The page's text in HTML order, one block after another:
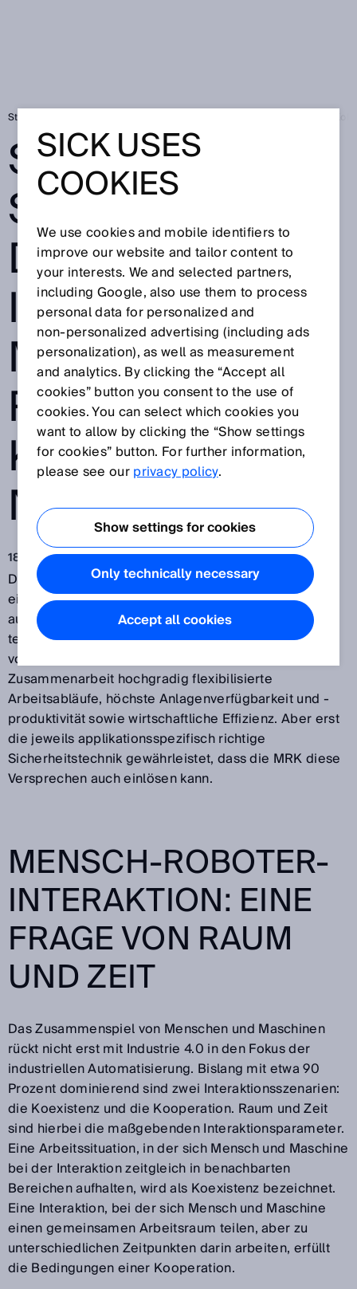
Startseite
SICHERHEITSLÖ
SUNGEN FÜR
DIE
INTELLIGENTE
MENSCH-
ROBOTER-
KOLLABORATIO
N
18.04.2017
Die Mensch-Roboter-Kollaboration (MRK)
beschreibt
ein Arbeitsszenario, bei dem sich Menschen und
automatisierte Maschinen den gleichen Arbeitsraum
teilen und auch gleichzeitig darin arbeiten. Getrieben
von Industrie 4.0 verspricht dieses Modell der
Zusammenarbeit hochgradig flexibilisierte
Arbeitsabläufe, höchste Anlagenverfügbarkeit und -
produktivität sowie wirtschaftliche Effizienz. Aber erst
die jeweils applikationsspezifisch richtige
Sicherheitstechnik gewährleistet, dass die MRK diese
Versprechen auch einlösen kann.
MENSCH-ROBOTER-
INTERAKTION: EINE
FRAGE VON RAUM
UND ZEIT
Das Zusammenspiel von Menschen und Maschinen
rückt nicht erst mit Industrie 4.0 in den Fokus der
industriellen Automatisierung. Bislang mit etwa 90
Prozent dominierend sind zwei Interaktionsszenarien:
die Koexistenz und die Kooperation. Raum und Zeit
sind hierbei die maßgebenden Interaktionsparameter.
Eine Arbeitssituation, in der sich Mensch und Maschine
bei der Interaktion zeitgleich in benachbarten
Bereichen aufhalten, wird als Koexistenz bezeichnet.
Eine Interaktion, bei der sich Mensch und Maschine
einen gemeinsamen Arbeitsraum teilen, aber zu
unterschiedlichen Zeitpunkten darin arbeiten, erfüllt
die Bedingungen einer Kooperation.
SICK USES
COOKIES
We use cookies and mobile identifiers to
improve our website and tailor content to
your interests. We and selected partners,
including Google, also use them to process
personal data for personalized and
non‑personalized advertising (including ads
personalization), as well as measurement
and analytics. By clicking the “Accept all
cookies” button you consent to the use of
cookies. You can select which cookies you
want to allow by clicking the “Show settings
for cookies” button. For further information,
please see ourprivacy policy.
Show settings for cookies
Only technically necessary
Accept all cookies